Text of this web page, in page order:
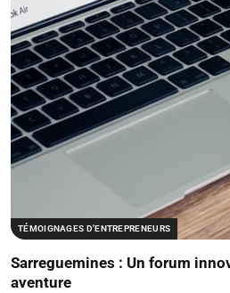
TÉMOIGNAGES D'ENTREPRENEURS
Sarreguemines : Un forum
aventure